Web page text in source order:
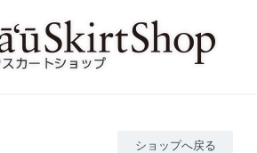
ショップへ戻る